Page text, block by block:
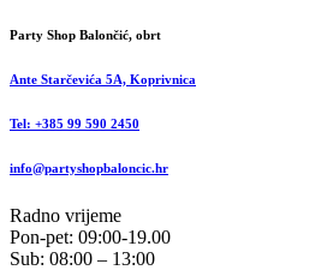
Party Shop Balončić, obrt
Ante Starčevića 5A, Koprivnica
Tel: +385 99 590 2450
info@partyshopbaloncic.hr
Radno vrijeme
Pon-pet: 09:00-19.00
Sub: 08:00 – 13:00